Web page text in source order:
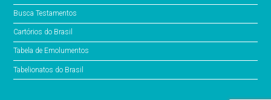
Busca Testamentos
Cartórios do Brasil
Tabela de Emolumentos
Tabelionatos do Brasil